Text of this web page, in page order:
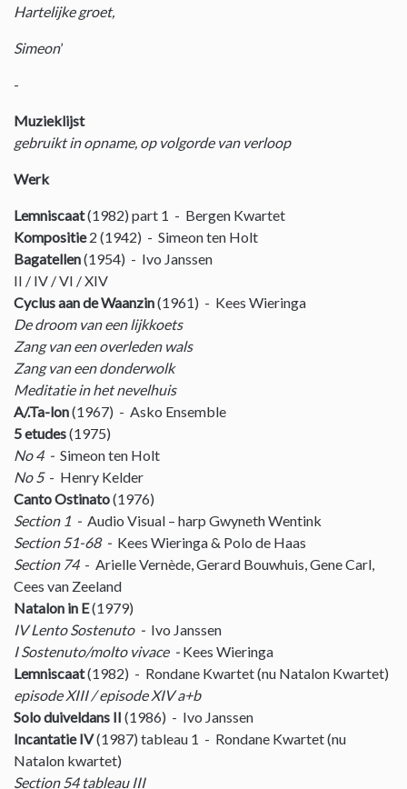
Hartelijke groet,
Simeon’
-
Muzieklijst
gebruikt in opname, op volgorde van verloop
Werk
Lemniscaat(1982) part 1 - Bergen Kwartet
Kompositie2 (1942) - Simeon ten Holt
Bagatellen(1954) - Ivo Janssen
II / IV / VI / XIV
Cyclus aan de Waanzin(1961) - Kees Wieringa
De droom van een lijkkoets
Zang van een overleden wals
Zang van een donderwolk
Meditatie in het nevelhuis
A/.Ta-lon(1967) - Asko Ensemble
5 etudes(1975)
No 4 - Simeon ten Holt
No 5- Henry Kelder
Canto Ostinato(1976)
Section 1 - Audio Visual – harp Gwyneth Wentink
Section 51-68 - Kees Wieringa & Polo de Haas
Section 74- Arielle Vernède, Gerard Bouwhuis, Gene Carl,
Cees van Zeeland
Natalon in E(1979)
IV Lento Sostenuto - Ivo Janssen
I Sostenuto/molto vivace - Kees Wieringa
Lemniscaat(1982) - Rondane Kwartet (nu Natalon Kwartet)
episode XIII / episode XIV a+b
Solo duiveldans II (1986) - Ivo Janssen
Incantatie IV(1987) tableau 1 - Rondane Kwartet­ (nu
Natalon kwartet)
Section 54 tableau III